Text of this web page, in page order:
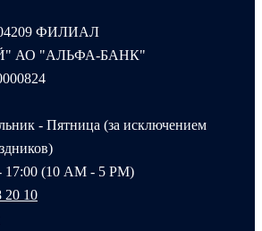
ФИЛИАЛ
АО "АЛЬФА-БАНК"
- Пятница (за исключением
17:00 (10 AM - 5 PM)
20 10‬